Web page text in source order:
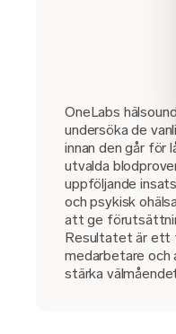
OneLabs
undersöka de
innan den går för
utvalda
uppföljande
och psykisk
att ge
Resultatet är ett
medarbetare och
stärka